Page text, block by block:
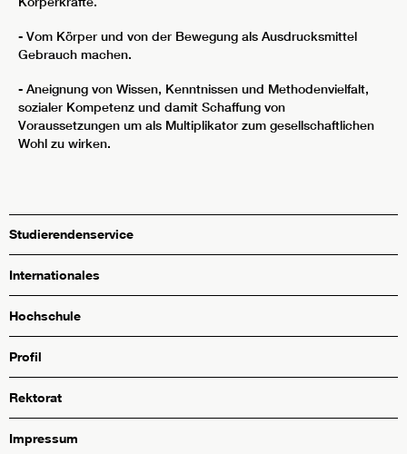
- Vom Körper und von der Bewegung als Ausdrucksmittel
Gebrauch machen.
- Aneignung von Wissen, Kenntnissen und Methodenvielfalt,
sozialer Kompetenz und damit Schaffung von
Voraussetzungen um als Multiplikator zum gesellschaftlichen
Wohl zu wirken.
Studierendenservice
Internationales
Hochschule
Profil
Rektorat
Impressum